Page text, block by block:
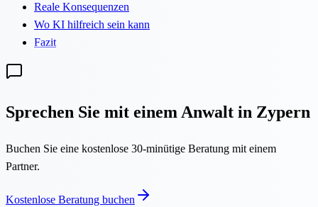
Reale Konsequenzen
Wo KI hilfreich sein kann
Fazit
Sprechen Sie mit einem Anwalt in Zypern
Buchen Sie eine kostenlose 30-minütige Beratung mit einem
Partner.
Kostenlose Beratung buchen